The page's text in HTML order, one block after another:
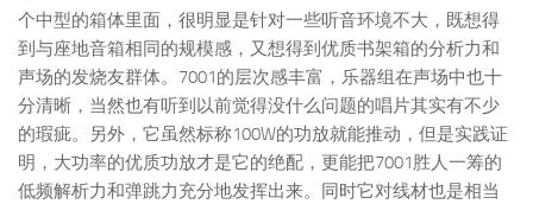
个中型的箱体里面，很明显是针对一些听音环境不大，既想得
到与座地音箱相同的规模感，又想得到优质书架箱的分析力和
声场的发烧友群体。7001的层次感丰富，乐器组在声场中也十
分清晰，当然也有听到以前觉得没什么问题的唱片其实有不少
的瑕疵。另外，它虽然标称100W的功放就能推动，但是实践证
明，大功率的优质功放才是它的绝配，更能把7001胜人一筹的
低频解析力和弹跳力充分地发挥出来。同时它对线材也是相当